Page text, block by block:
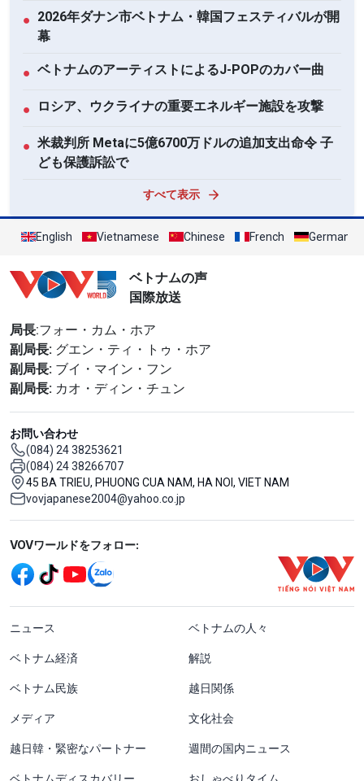
● 2026年ダナン市ベトナム・韓国フェスティバルが開
幕
● ベトナムのアーティストによるJ-POPのカバー曲
● ロシア、ウクライナの重要エネルギー施設を攻撃
● 米裁判所 Metaに5億6700万ドルの追加支出命令 子
ども保護訴訟で
すべて表示
English Vietnamese Chinese French German
ベトナムの声
国際放送
局長:フォー・カム・ホア
副局長: グエン・ティ・トゥ・ホア
副局長: ブイ・マイン・フン
副局長: カオ・ディン・チュン
お問い合わせ
(084) 24 38253621
(084) 24 38266707
45 BA TRIEU, PHUONG CUA NAM, HA NOI, VIET NAM
vovjapanese2004@yahoo.co.jp
Mạng xã hội
VOVワールドをフォロー:
menu footer tiếng Nhật
ニュース ベトナムの人々
ベトナム経済 解説
ベトナム民族 越日関係
メディア 文化社会
越日韓・緊密なパートナー 週間の国内ニュース